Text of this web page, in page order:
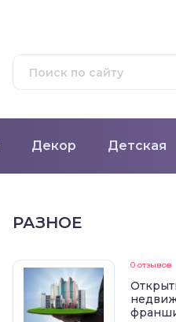
Декор Детская
РАЗНОЕ
0 отзывов